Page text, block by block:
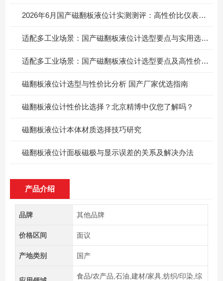
2026年6月国产磁翻板液位计实测测评：高性价比仪表选型实用指南
适配多工业场景：国产磁翻板液位计选型要点与实用选购指南
适配多工业场景：国产磁翻板液位计选型要点及高性价比选择
磁翻板液位计选型与性价比分析 国产厂家优选指南
磁翻板液位计性价比选择？北京精博中仪您了解吗？
磁翻板液位计本体材质选择技巧研究
​磁翻板液位计面板磁极与显示误差的关系及解决办法
产品介绍
品牌 其他品牌
价格区间 面议
产地类别 国产
食品/农产品,石油,建材/家具,纺织/印染,综